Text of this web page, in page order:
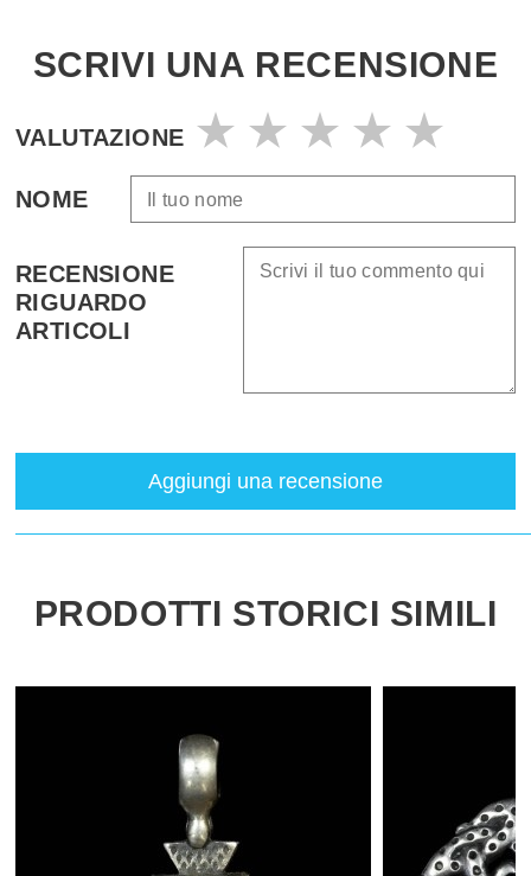
SCRIVI UNA RECENSIONE
VALUTAZIONE
NOME
RECENSIONE
RIGUARDO
ARTICOLI
Aggiungi una recensione
PRODOTTI STORICI SIMILI